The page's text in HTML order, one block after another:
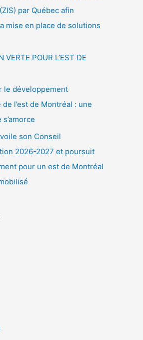
par Québec afin
mise en place de solutions
VERTE POUR L’EST DE
le développement
l’est de Montréal : une
son Conseil
2026-2027 et poursuit
pour un est de Montréal